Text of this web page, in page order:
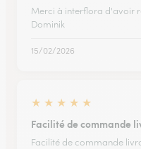
Merci à interflora d'avoir
Dominik
15/02/2026
★ ★ ★ ★ ★
Facilité de commande
Facilité de commande